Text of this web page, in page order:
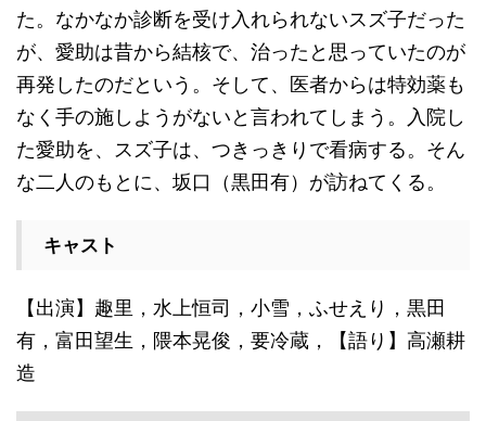
た。なかなか診断を受け入れられないスズ子だった
が、愛助は昔から結核で、治ったと思っていたのが
再発したのだという。そして、医者からは特効薬も
なく手の施しようがないと言われてしまう。入院し
た愛助を、スズ子は、つきっきりで看病する。そん
な二人のもとに、坂口（黒田有）が訪ねてくる。
キャスト
【出演】趣里，水上恒司，小雪，ふせえり，黒田
有，富田望生，隈本晃俊，要冷蔵，【語り】高瀬耕
造